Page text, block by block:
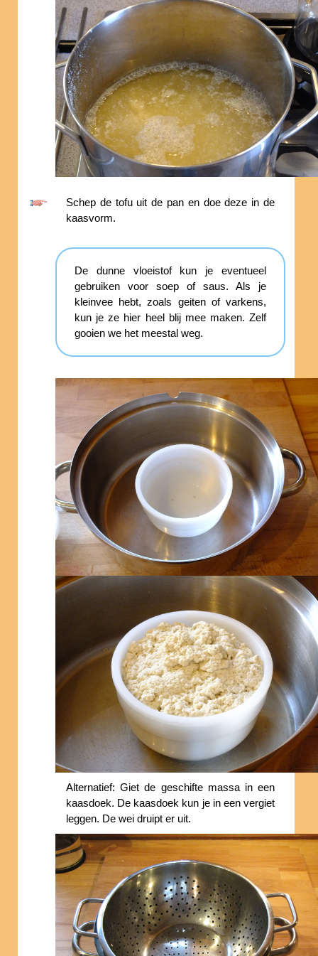
Schep de tofu uit de pan en doe deze in de
kaasvorm.
De dunne vloeistof kun je eventueel
gebruiken voor soep of saus. Als je
kleinvee hebt, zoals geiten of varkens,
kun je ze hier heel blij mee maken. Zelf
gooien we het meestal weg.
Alternatief: Giet de geschifte massa in een
kaasdoek. De kaasdoek kun je in een vergiet
leggen. De wei druipt er uit.